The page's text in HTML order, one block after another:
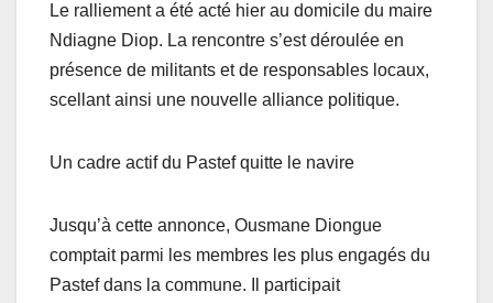
Le ralliement a été acté hier au domicile du maire
Ndiagne Diop. La rencontre s’est déroulée en
présence de militants et de responsables locaux,
scellant ainsi une nouvelle alliance politique.
Un cadre actif du Pastef quitte le navire
Jusqu’à cette annonce, Ousmane Diongue
comptait parmi les membres les plus engagés du
Pastef dans la commune. Il participait